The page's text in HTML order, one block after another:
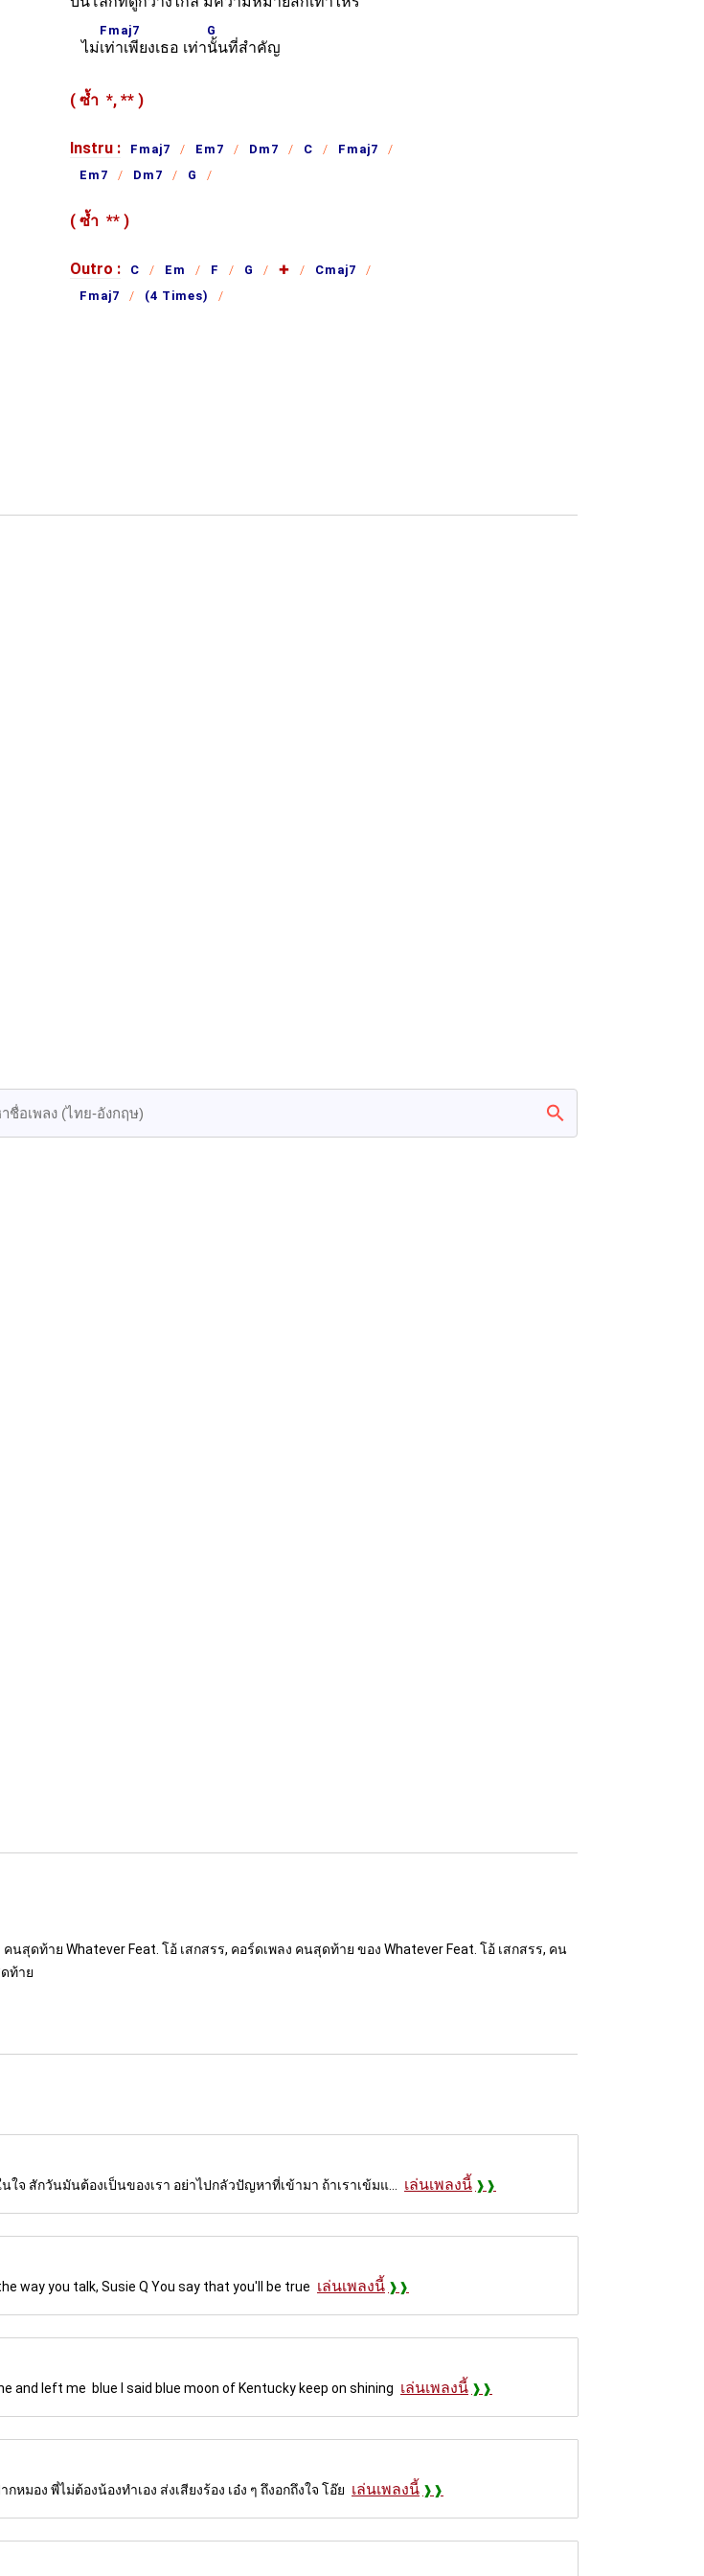
ไม่
Fmaj7
เท่าเพียงเธอ เท่า
G
นั้นที่สำคัญ
( ซ้ำ *, ** )
Instru : Fmaj7 Em7 Dm7 C
Fmaj7
Em7
Dm7 G
( ซ้ำ ** )
Outro : C Em F G ✚
Cmaj7
Fmaj7
(4 Times)
นสุดท้าย Whatever Feat. โอ้ เสกสรร, คอร์ดเพลง คนสุดท้าย ของ Whatever Feat. โอ้ เสกสรร, คน
ท้าย
จ สักวันมันต้องเป็นของเรา อย่าไปกลัวปัญหาที่เข้ามา ถ้าเราเข้มแ... เล่นเพลงนี้
way you talk, Susie Q You say that you'll be true เล่นเพลงนี้
and left me blue I said blue moon of Kentucky keep on shining เล่นเพลงนี้
มอง พี่ไม่ต้องน้องทำเอง ส่งเสียงร้อง เอ๋ง ๆ ถึงอกถึงใจ โอ๊ย เล่นเพลงนี้